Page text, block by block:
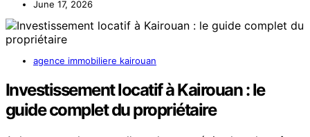
June 17, 2026
agence immobiliere kairouan
Investissement locatif à Kairouan : le
guide complet du propriétaire